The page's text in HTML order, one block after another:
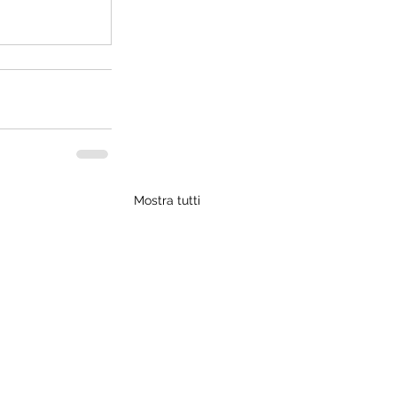
Mostra tutti